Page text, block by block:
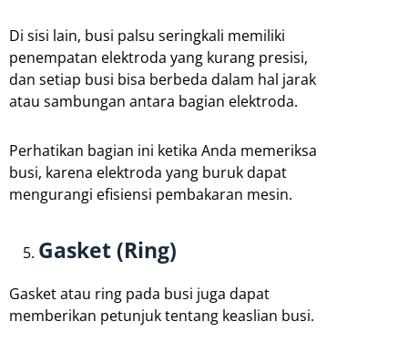
Di sisi lain, busi palsu seringkali memiliki
penempatan elektroda yang kurang presisi,
dan setiap busi bisa berbeda dalam hal jarak
atau sambungan antara bagian elektroda.
Perhatikan bagian ini ketika Anda memeriksa
busi, karena elektroda yang buruk dapat
mengurangi efisiensi pembakaran mesin.
Gasket (Ring)
Gasket atau ring pada busi juga dapat
memberikan petunjuk tentang keaslian busi.